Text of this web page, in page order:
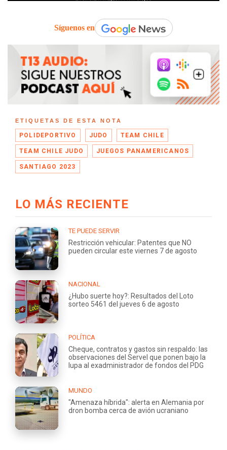
Síguenos en
ETIQUETAS DE ESTA NOTA
POLIDEPORTIVO JUDO TEAM CHILE
TEAM CHILE JUDO JUEGOS PANAMERICANOS
SANTIAGO 2023
LO MÁS RECIENTE
TE PUEDE SERVIR
Restricción vehicular: Patentes que NO
pueden circular este viernes 7 de agosto
NACIONAL
¿Hubo suerte hoy?: Resultados del Loto
sorteo 5461 del jueves 6 de agosto
POLÍTICA
Cheque, contratos y gastos sin respaldo: las
observaciones del Servel que ponen bajo la
lupa al exadministrador de fondos del PDG
MUNDO
"Amenaza híbrida": alerta en Alemania por
dron bomba cerca de avión ucraniano